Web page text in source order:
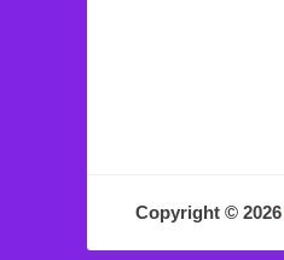
Copyright © 2026